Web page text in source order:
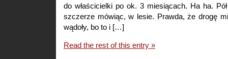
do właścicielki po ok. 3 miesiącach. Ha ha.
szczerze mówiąc, w lesie. Prawda, że drogę
wądoły, bo to i […]
Read the rest of this entry »